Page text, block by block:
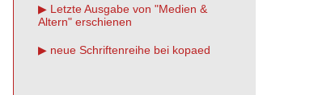
Letzte Ausgabe von "Medien &
Altern" erschienen
neue Schriftenreihe bei kopaed